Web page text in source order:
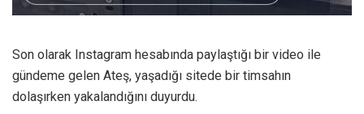
Son olarak Instagram hesabında paylaştığı bir video ile
gündeme gelen Ateş, yaşadığı sitede bir timsahın
dolaşırken yakalandığını duyurdu.